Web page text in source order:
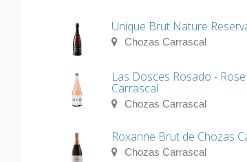
Unique Brut Nature
Chozas Carrascal
Las Dosces Rosado -
Carrascal
Chozas Carrascal
Roxanne Brut de Chozas
Chozas Carrascal